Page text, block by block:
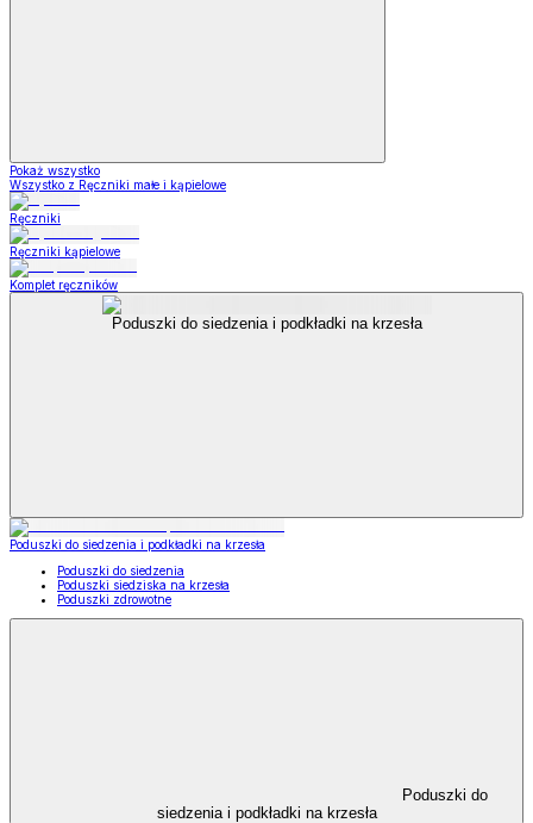
Pokaż wszystko
Wszystko z Ręczniki małe i kąpielowe
Ręczniki
Ręczniki kąpielowe
Komplet ręczników
Poduszki do siedzenia i podkładki na krzesła
Poduszki do siedzenia i podkładki na krzesła
Poduszki do siedzenia
Poduszki siedziska na krzesła
Poduszki zdrowotne
Poduszki do
siedzenia i podkładki na krzesła